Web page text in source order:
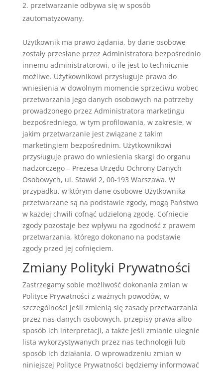
przetwarzanie odbywa się w sposób
zautomatyzowany.
Użytkownik ma prawo żądania, by dane osobowe
zostały przesłane przez Administratora bezpośrednio
innemu administratorowi, o ile jest to technicznie
możliwe. Użytkownikowi przysługuje prawo do
wniesienia w dowolnym momencie sprzeciwu wobec
przetwarzania jego danych osobowych na potrzeby
prowadzonego przez Administratora marketingu
bezpośredniego, w tym profilowania, w zakresie, w
jakim przetwarzanie jest związane z takim
marketingiem bezpośrednim. Użytkownikowi
przysługuje prawo do wniesienia skargi do organu
nadzorczego – Prezesa Urzędu Ochrony Danych
Osobowych, ul. Stawki 2, 00-193 Warszawa. W
przypadku, w którym dane osobowe Użytkownika
przetwarzane są na podstawie zgody, mogą Państwo
w każdej chwili cofnąć udzieloną zgodę. Cofniecie
zgody pozostaje bez wpływu na zgodność z prawem
przetwarzania, którego dokonano na podstawie
zgody przed jej cofnięciem.
Zmiany Polityki Prywatności
Zastrzegamy sobie możliwość dokonania zmian w
Polityce Prywatności z ważnych powodów, w
szczególności jeśli zmienią się zasady przetwarzania
przez nas danych osobowych, przepisy prawa albo
sposób ich interpretacji, a także jeśli zmianie ulegnie
lista wykorzystywanych przez nas technologii lub
sposób ich działania. O wprowadzeniu zmian w
niniejszej Polityce Prywatności będziemy informować